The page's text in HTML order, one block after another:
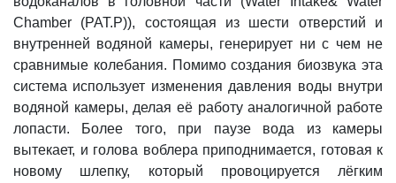
Chamber (PAT.P)), состоящая из шести отверстий и
внутренней водяной камеры, генерирует ни с чем не
сравнимые колебания. Помимо создания биозвука эта
система использует изменения давления воды внутри
водяной камеры, делая её работу аналогичной работе
лопасти. Более того, при паузе вода из камеры
вытекает, и голова воблера приподнимается, готовая к
новому шлепку, который провоцируется лёгким